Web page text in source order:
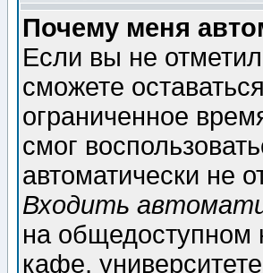
Почему меня
Если вы не
сможете
ограниченное
смог
автоматически не
Входить
на общедоступном
кафе,